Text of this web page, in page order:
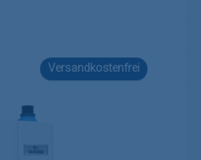
Versandkostenfrei